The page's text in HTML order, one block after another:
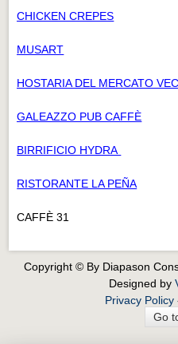
CHICKEN CREPES
MUSART
HOSTARIA DEL MERCATO
GALEAZZO PUB CAFFÈ
BIRRIFICIO HYDRA
RISTORANTE LA PEÑA
CAFFÈ 31
Copyright © By Diapason
Designed by
Privacy Policy
Go